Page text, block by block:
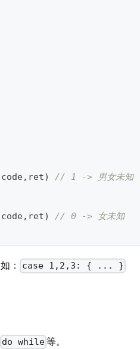
code, ret)
// 1 -> 男女未知
code, ret)
// 0 -> 女未知
： case 1,2,3: { ... }
do while等。